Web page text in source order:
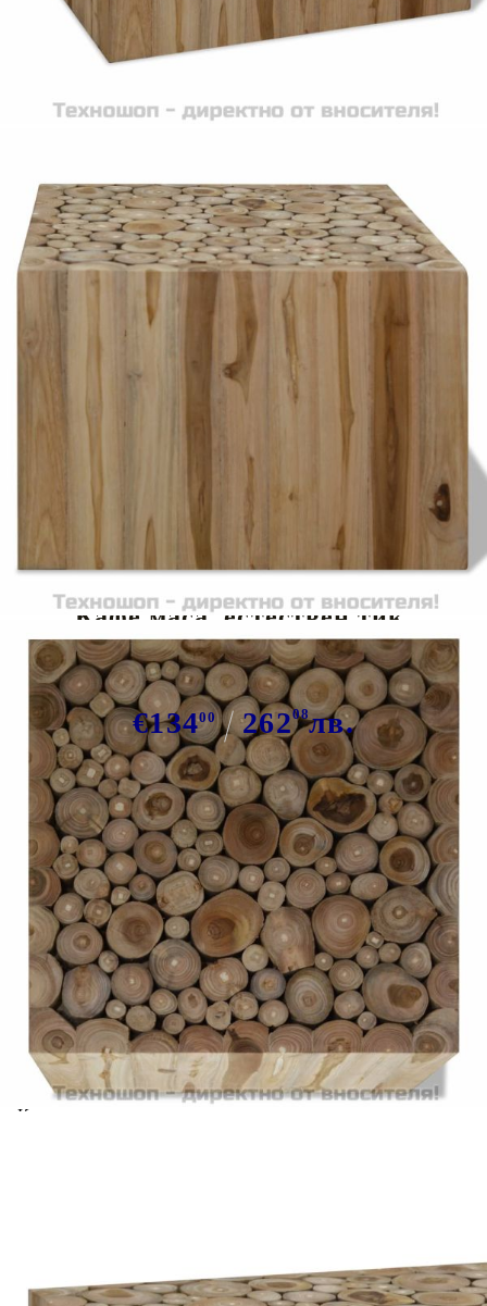
Tweet
Кафе маса, естествен тик,
50x50x35 cм
€13400 26208лв.
В наличност: 37 бр.
Време за доставка: 5 до 9 дни
Безплатна доставка до адрес при плащане по банков път
Материал:
Естествен тик (шлифован)
Размери:
50 х 50 х 35 см (Д x Ш x В)
EAN code:
8718475533429
Купи на изплащане
количката" и при поръчка ще можете да изберете броя
вноски на кредита.